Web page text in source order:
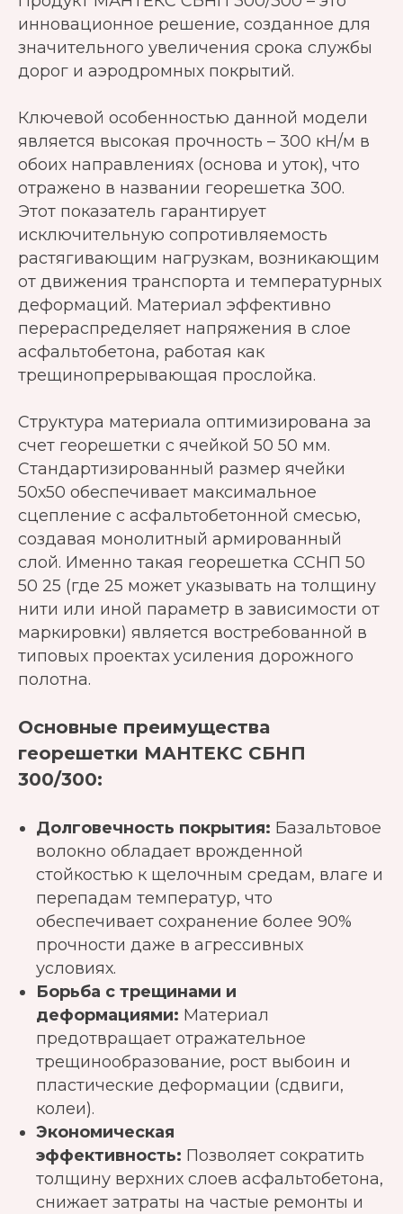
инновационное решение, созданное для
значительного увеличения срока службы
дорог и аэродромных покрытий.
Ключевой особенностью данной модели
является высокая прочность – 300 кН/м в
обоих направлениях (основа и уток), что
отражено в названии георешетка 300.
Этот показатель гарантирует
исключительную сопротивляемость
растягивающим нагрузкам, возникающим
от движения транспорта и температурных
деформаций. Материал эффективно
перераспределяет напряжения в слое
асфальтобетона, работая как
трещинопрерывающая прослойка.
Структура материала оптимизирована за
счет георешетки с ячейкой 50 50 мм.
Стандартизированный размер ячейки
50х50 обеспечивает максимальное
сцепление с асфальтобетонной смесью,
создавая монолитный армированный
слой. Именно такая георешетка ССНП 50
50 25 (где 25 может указывать на толщину
нити или иной параметр в зависимости от
маркировки) является востребованной в
типовых проектах усиления дорожного
полотна.
Основные преимущества
георешетки МАНТЕКС СБНП
300/300:
Долговечность покрытия: Базальтовое
волокно обладает врожденной
стойкостью к щелочным средам, влаге и
перепадам температур, что
обеспечивает сохранение более 90%
прочности даже в агрессивных
условиях.
Борьба с трещинами и
деформациями: Материал
предотвращает отражательное
трещинообразование, рост выбоин и
пластические деформации (сдвиги,
колеи).
Экономическая
эффективность: Позволяет сократить
толщину верхних слоев асфальтобетона,
снижает затраты на частые ремонты и